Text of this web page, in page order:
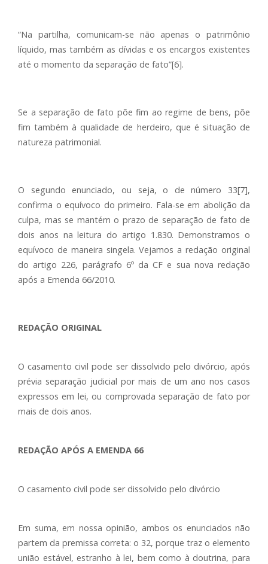
“Na partilha, comunicam-se não apenas o patrimônio
líquido, mas também as dívidas e os encargos existentes
até o momento da separação de fato”[6].
Se a separação de fato põe fim ao regime de bens, põe
fim também à qualidade de herdeiro, que é situação de
natureza patrimonial.
O segundo enunciado, ou seja, o de número 33[7],
confirma o equívoco do primeiro. Fala-se em abolição da
culpa, mas se mantém o prazo de separação de fato de
dois anos na leitura do artigo 1.830. Demonstramos o
equívoco de maneira singela. Vejamos a redação original
do artigo 226, parágrafo 6º da CF e sua nova redação
após a Emenda 66/2010.
REDAÇÃO ORIGINAL
O casamento civil pode ser dissolvido pelo divórcio, após
prévia separação judicial por mais de um ano nos casos
expressos em lei, ou comprovada separação de fato por
mais de dois anos.
REDAÇÃO APÓS A EMENDA 66
O casamento civil pode ser dissolvido pelo divórcio
Em suma, em nossa opinião, ambos os enunciados não
partem da premissa correta: o 32, porque traz o elemento
união estável, estranho à lei, bem como à doutrina, para